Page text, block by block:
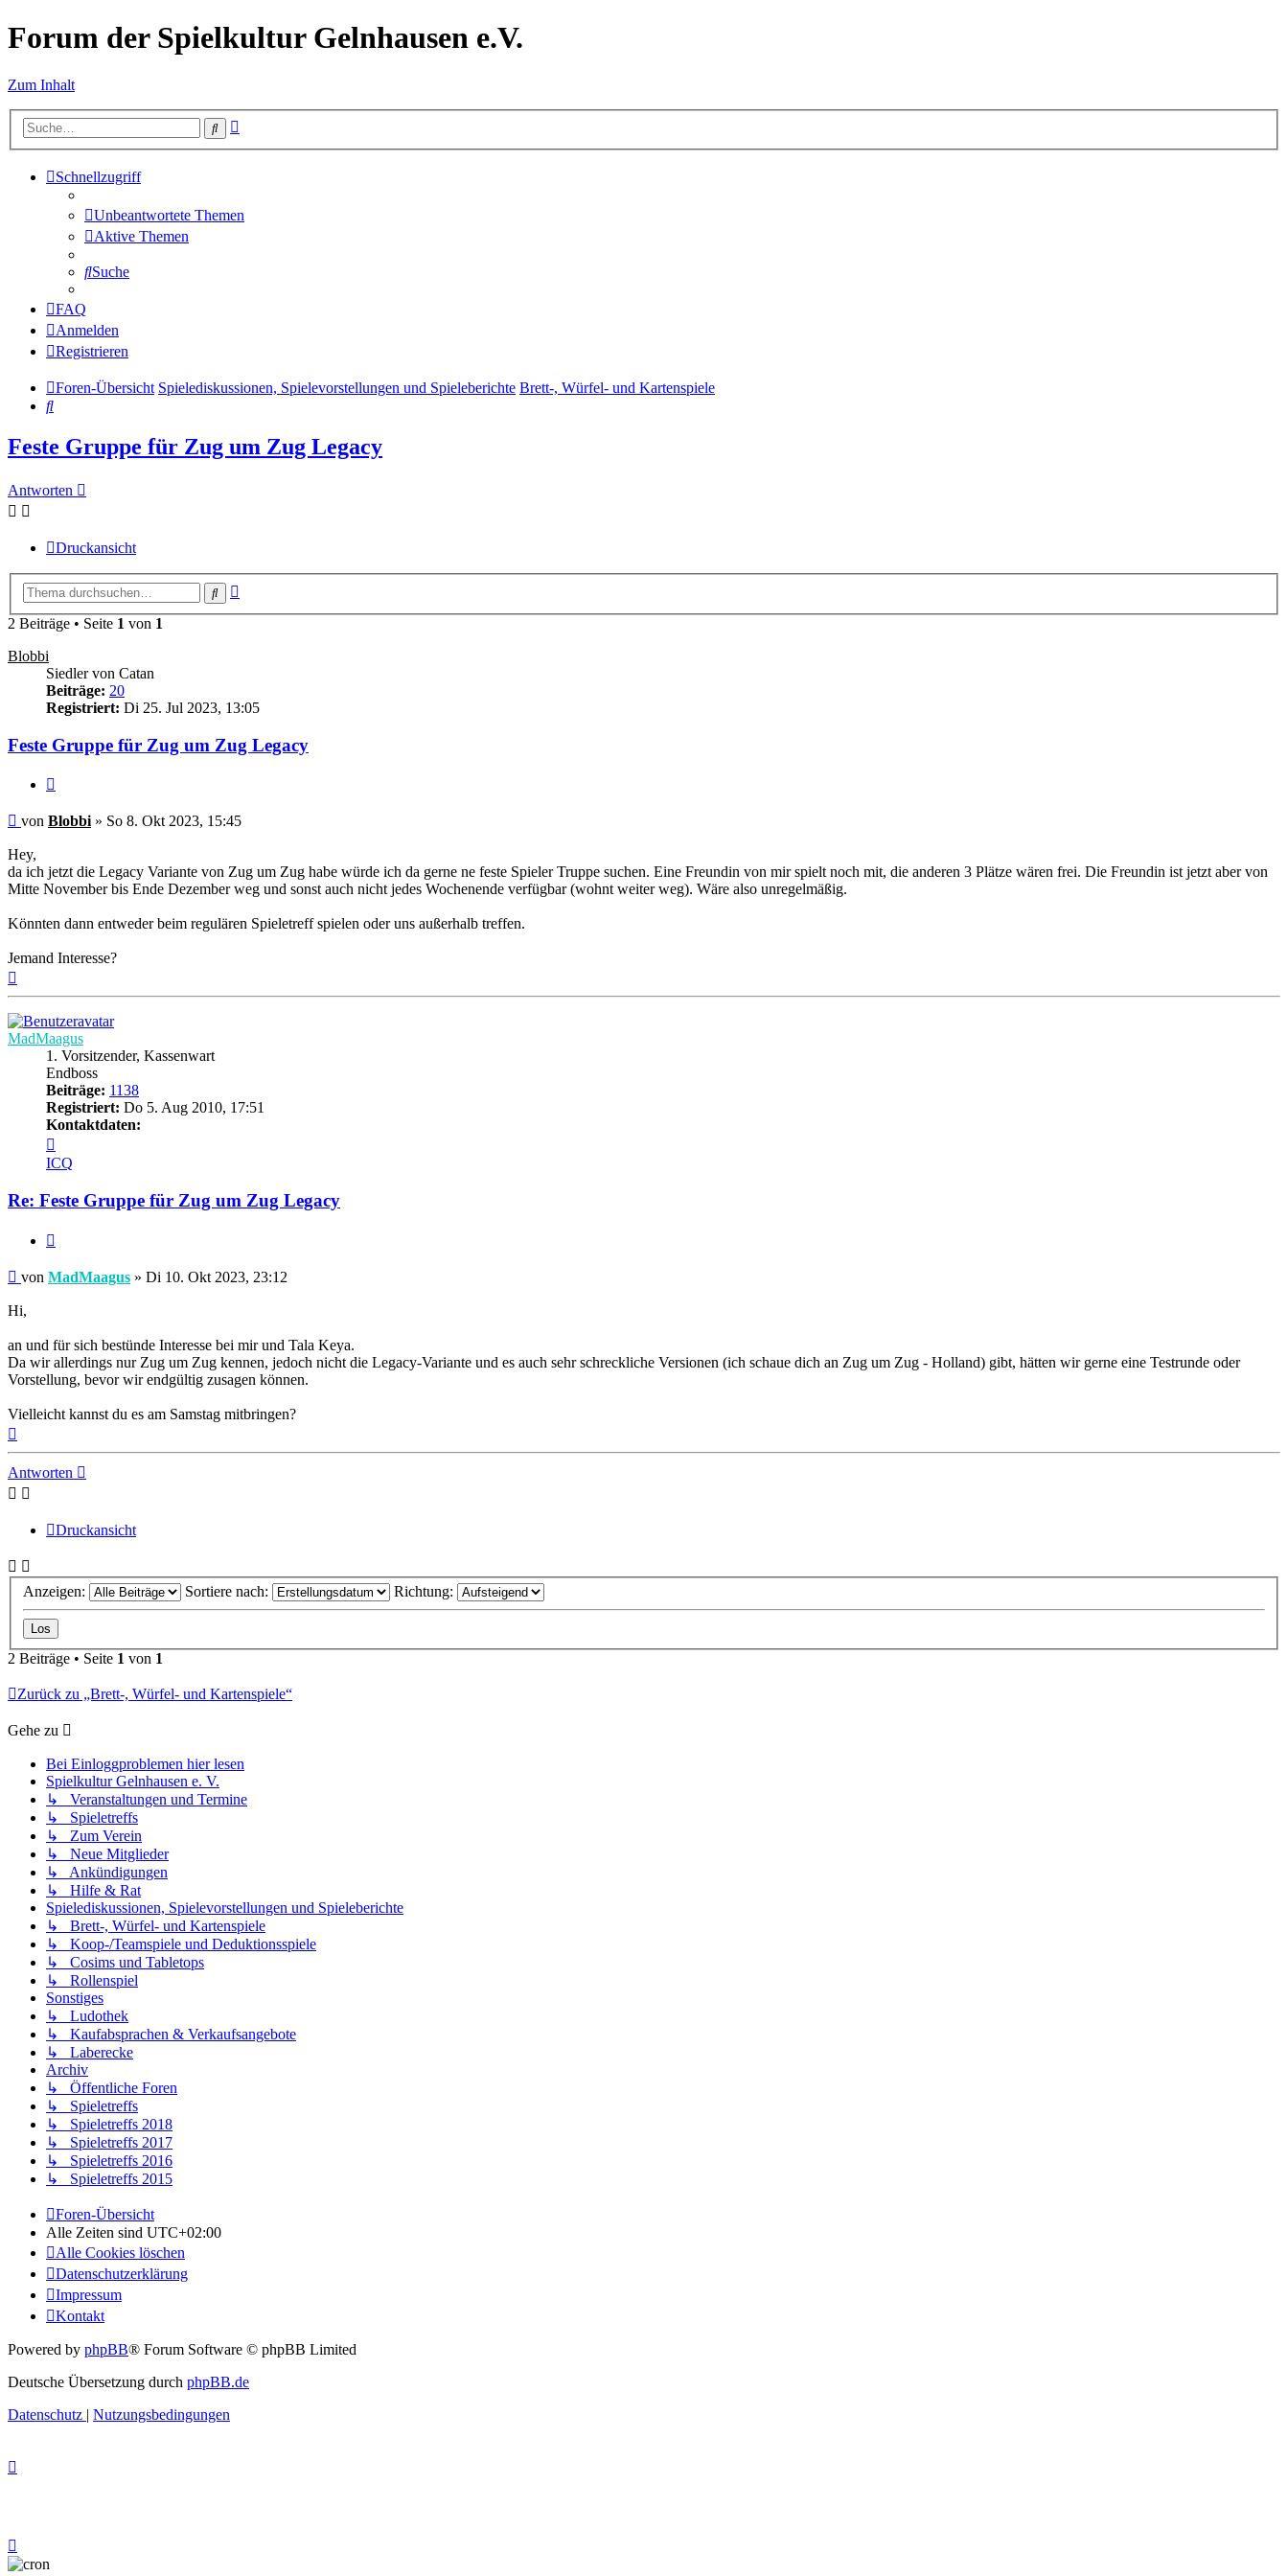
Forum der Spielkultur Gelnhausen e.V.
Zum Inhalt
Suche
Schnellzugriff
Unbeantwortete Themen
Aktive Themen
Suche
FAQ
Anmelden
Registrieren
Foren-Übersicht Spielediskussionen, Spielevorstellungen und Spieleberichte Brett-, Würfel- und Kartenspiele
Suche
Feste Gruppe für Zug um Zug Legacy
Antworten
Druckansicht
Suche
2 Beiträge • Seite 1 von 1
Blobbi
Siedler von Catan
Beiträge: 20
Registriert: Di 25. Jul 2023, 13:05
Feste Gruppe für Zug um Zug Legacy
Beitrag
von Blobbi » So 8. Okt 2023, 15:45
Hey,
da ich jetzt die Legacy Variante von Zug um Zug habe würde ich da gerne ne feste Spieler Truppe suchen. Eine Freundin von mir spielt noch mit, die anderen 3 Plätze wären frei. Die Freundin ist jetzt aber von
Mitte November bis Ende Dezember weg und sonst auch nicht jedes Wochenende verfügbar (wohnt weiter weg). Wäre also unregelmäßig.
Könnten dann entweder beim regulären Spieletreff spielen oder uns außerhalb treffen.
Jemand Interesse?
MadMaagus
1. Vorsitzender, Kassenwart
Endboss
Beiträge: 1138
Registriert: Do 5. Aug 2010, 17:51
Kontaktdaten:
von
MadMaagus
ICQ
Re: Feste Gruppe für Zug um Zug Legacy
Beitrag
von MadMaagus » Di 10. Okt 2023, 23:12
Hi,
an und für sich bestünde Interesse bei mir und Tala Keya.
Da wir allerdings nur Zug um Zug kennen, jedoch nicht die Legacy-Variante und es auch sehr schreckliche Versionen (ich schaue dich an Zug um Zug - Holland) gibt, hätten wir gerne eine Testrunde oder
Vorstellung, bevor wir endgültig zusagen können.
Vielleicht kannst du es am Samstag mitbringen?
Antworten
Druckansicht
Anzeigen: Sortiere nach: Richtung:
2 Beiträge • Seite 1 von 1
Zurück zu „Brett-, Würfel- und Kartenspiele“
Gehe zu
Bei Einloggproblemen hier lesen
Spielkultur Gelnhausen e. V.
↳ Veranstaltungen und Termine
↳ Spieletreffs
↳ Zum Verein
↳ Neue Mitglieder
↳ Ankündigungen
↳ Hilfe & Rat
Spielediskussionen, Spielevorstellungen und Spieleberichte
↳ Brett-, Würfel- und Kartenspiele
↳ Koop-/Teamspiele und Deduktionsspiele
↳ Cosims und Tabletops
↳ Rollenspiel
Sonstiges
↳ Ludothek
↳ Kaufabsprachen & Verkaufsangebote
↳ Laberecke
Archiv
↳ Öffentliche Foren
↳ Spieletreffs
↳ Spieletreffs 2018
↳ Spieletreffs 2017
↳ Spieletreffs 2016
↳ Spieletreffs 2015
Foren-Übersicht
Alle Zeiten sind UTC+02:00
Alle Cookies löschen
Datenschutzerklärung
Impressum
Kontakt
Powered by phpBB® Forum Software © phpBB Limited
Deutsche Übersetzung durch phpBB.de
Datenschutz | Nutzungsbedingungen